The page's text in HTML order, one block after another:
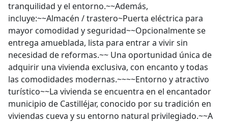
tranquilidad y el entorno.~~Además,
incluye:~~Almacén / trastero~Puerta eléctrica para
mayor comodidad y seguridad~~Opcionalmente se
entrega amueblada, lista para entrar a vivir sin
necesidad de reformas.~~ Una oportunidad única de
adquirir una vivienda exclusiva, con encanto y todas
las comodidades modernas.~~~~Entorno y atractivo
turístico~~La vivienda se encuentra en el encantador
municipio de Castilléjar, conocido por su tradición en
viviendas cueva y su entorno natural privilegiado.~~A